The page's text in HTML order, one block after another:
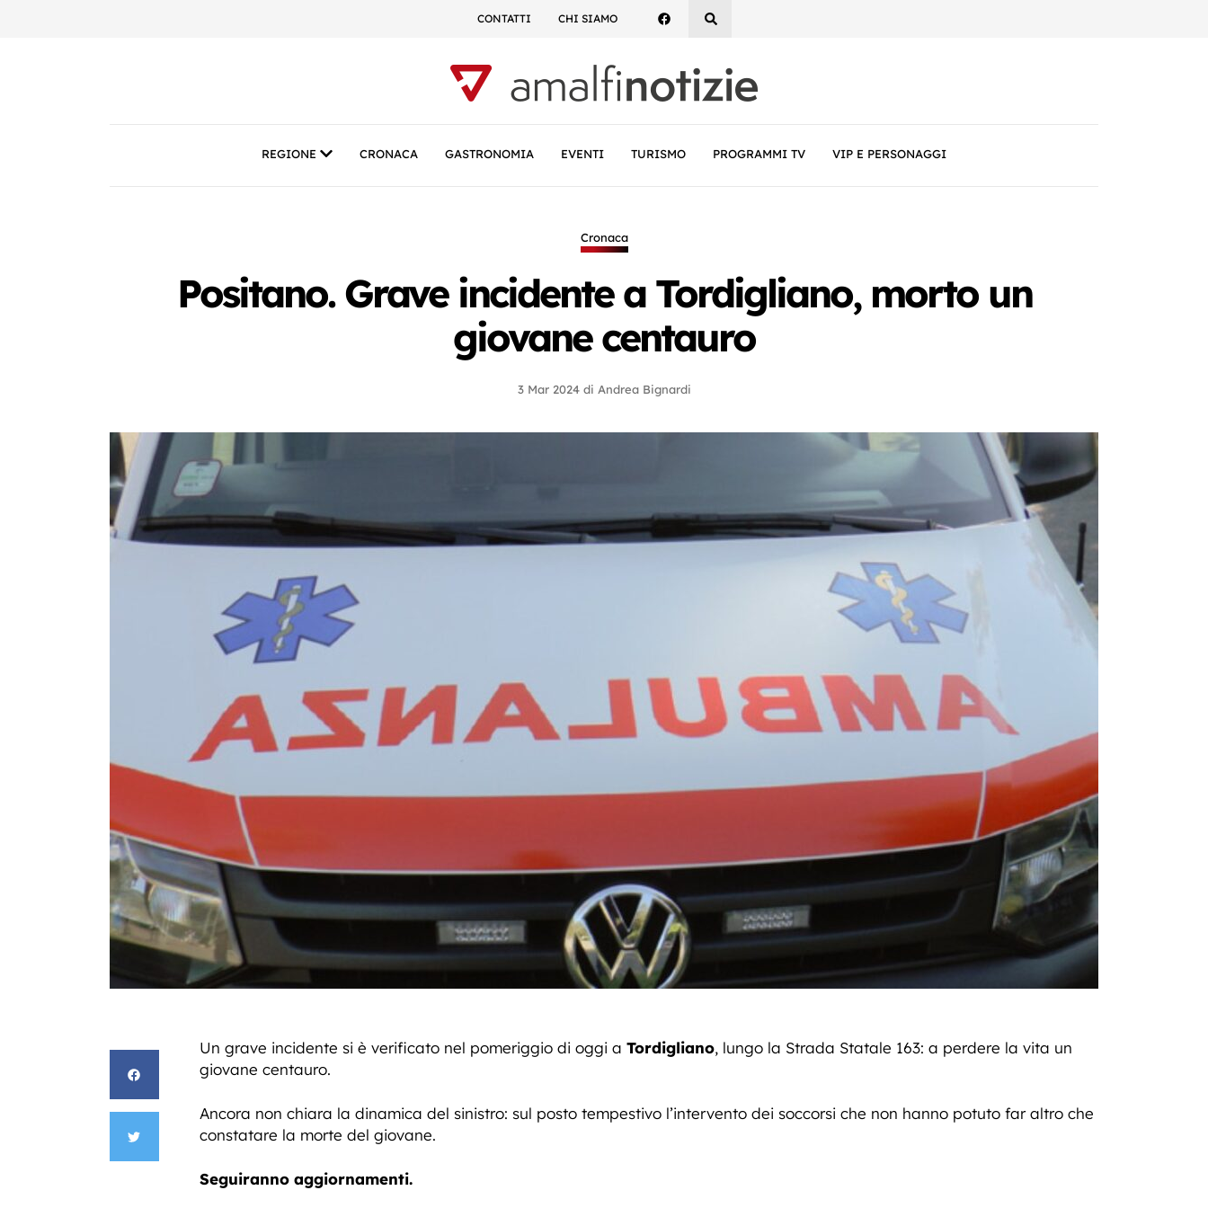
CONTATTI CHI SIAMO
REGIONE CRONACA GASTRONOMIA EVENTI TURISMO PROGRAMMI TV VIP E PERSONAGGI
Cronaca
Positano. Grave incidente a Tordigliano, morto un
giovane centauro
3 Mar 2024 di Andrea Bignardi
Un grave incidente si è verificato nel pomeriggio di oggi a Tordigliano, lungo la Strada Statale 163: a perdere la vita un
giovane centauro.
Ancora non chiara la dinamica del sinistro: sul posto tempestivo l’intervento dei soccorsi che non hanno potuto far altro che
constatare la morte del giovane.
Seguiranno aggiornamenti.